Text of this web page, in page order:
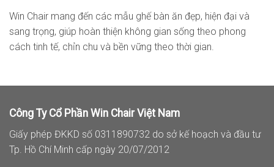
Win Chair mang đến các mẫu ghế bàn ăn đẹp, hiện đại và
sang trọng, giúp hoàn thiện không gian sống theo phong
cách tinh tế, chỉn chu và bền vững theo thời gian.
Công Ty Cổ Phần Win Chair Việt Nam
Giấy phép ĐKKD số 0311890732 do sở kế hoạch và đầu tư
Tp. Hồ Chí Minh cấp ngày 20/07/2012